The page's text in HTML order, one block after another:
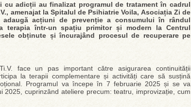
cu adicții au finalizat programul de tratament în cadrul
amenajat la Spitalul de Psihiatrie Voila, Asociația Zi de
acțiuni de prevenție a consumului în rândul
terapia într-un spațiu primitor și modern la Centrul
obținute și încurajând procesul de recuperare pe
face un pas important către asigurarea continuității
la terapii complementare și activități care să susțină
Programul va începe în 7 februarie 2025 și se va
cuprinzând ateliere precum: teatru, improvizație, cum